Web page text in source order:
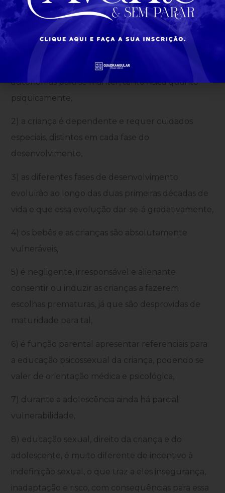
do desenvolvimento psicossexual da libido.
Considerando que:
que o ser humano nasce desprovido de condições
autônomas para se manter, tanto física quanto
psiquicamente,
2) a criança é dependente e requer cuidados
especiais, distintos em cada fase do
desenvolvimento,
3) as diferentes fases de desenvolvimento
evoluirão ao longo das duas primeiras décadas de
vida e que essa evolução dar-se-á gradativamente,
4) os bebês e as crianças são absolutamente
vulneráveis,
5) é negligente, irresponsável e alienante
consentir ou induzir as crianças a fazerem
escolhas prematuras, já que são desprovidas de
maturidade para tal,
6) é função parental apresentar referenciais para
a educação psicossexual da criança, podendo se
valer de orientação médica e psicológica,
7) durante a adolescência ainda há parcial
vulnerabilidade,
8) educação sexual, direito da criança e do
adolescente, é muito diferente de incentivo à
indefinição sexual, o que traz a eles insegurança,
inadaptação e risco, com consequências para essa